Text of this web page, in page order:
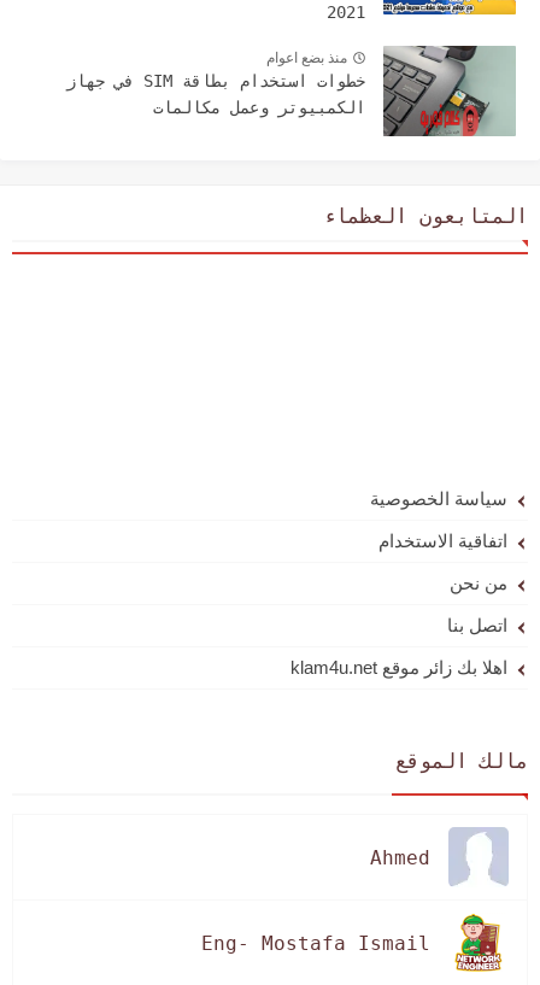
2021
منذ بضع اعوام
خطوات استخدام بطاقة SIM في جهاز
الكمبيوتر وعمل مكالمات
المتابعون العظماء
سياسة الخصوصية
اتفاقية الاستخدام
من نحن
اتصل بنا
اهلا بك زائر موقع klam4u.net
مالك الموقع
Ahmed
Eng- Mostafa Ismail